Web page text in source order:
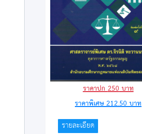
ราคาปก250บาท
ราคาพิเศษ212.50บาท
รายละเอียด